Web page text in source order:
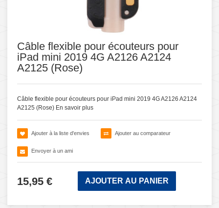
Câble flexible pour écouteurs pour
iPad mini 2019 4G A2126 A2124
A2125 (Rose)
Câble flexible pour écouteurs pour iPad mini 2019 4G A2126 A2124
A2125 (Rose) En savoir plus
Ajouter à la liste d'envies Ajouter au comparateur
Envoyer à un ami
15,95 € AJOUTER AU PANIER